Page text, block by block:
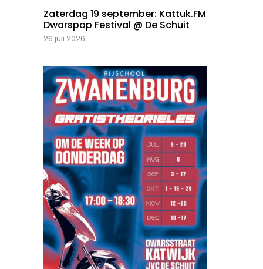
Zaterdag 19 september: Kattuk.FM
Dwarspop Festival @ De Schuit
26 juli 2026